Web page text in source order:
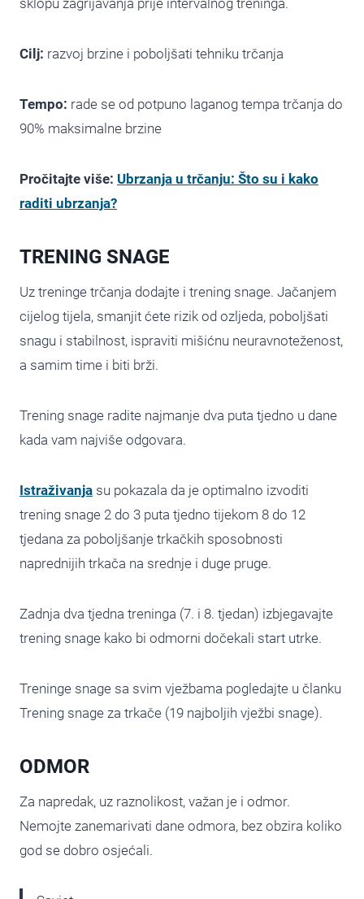
sklopu zagrijavanja prije intervalnog treninga.
Cilj: razvoj brzine i poboljšati tehniku trčanja
Tempo: rade se od potpuno laganog tempa trčanja do
90% maksimalne brzine
Pročitajte više: Ubrzanja u trčanju: Što su i kako
raditi ubrzanja?
TRENING SNAGE
Uz treninge trčanja dodajte i trening snage. Jačanjem
cijelog tijela, smanjit ćete rizik od ozljeda, poboljšati
snagu i stabilnost, ispraviti mišićnu neuravnoteženost,
a samim time i biti brži.
Trening snage radite najmanje dva puta tjedno u dane
kada vam najviše odgovara.
Istraživanja su pokazala da je optimalno izvoditi
trening snage 2 do 3 puta tjedno tijekom 8 do 12
tjedana za poboljšanje trkačkih sposobnosti
naprednijih trkača na srednje i duge pruge.
Zadnja dva tjedna treninga (7. i 8. tjedan) izbjegavajte
trening snage kako bi odmorni dočekali start utrke.
Treninge snage sa svim vježbama pogledajte u članku
Trening snage za trkače (19 najboljih vježbi snage).
ODMOR
Za napredak, uz raznolikost, važan je i odmor.
Nemojte zanemarivati dane odmora, bez obzira koliko
god se dobro osjećali.